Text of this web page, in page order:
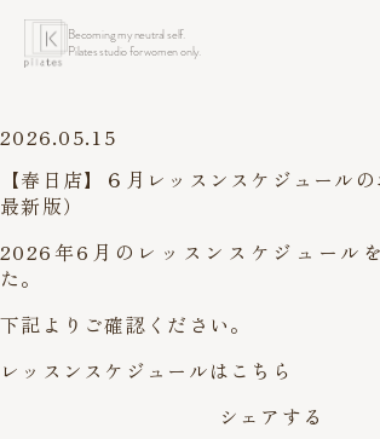
Becoming my neutral self.
Pilates studio for women only.
2026.05.15
【春日店】６月レッスンスケジュール
最新版）
2026年6月のレッスンスケジュール
た。
下記よりご確認ください。
レッスンスケジュールはこちら
シェアする